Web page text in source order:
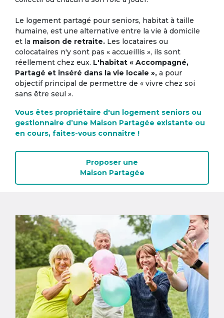
Le logement partagé pour seniors, habitat à taille
humaine, est une alternative entre la vie à domicile
et la maison de retraite. Les locataires ou
colocataires n'y sont pas « accueillis », ils sont
réellement chez eux. L'habitat « Accompagné,
Partagé et inséré dans la vie locale », a pour
objectif principal de permettre de « vivre chez soi
sans être seul ».
Vous êtes propriétaire d'un logement seniors ou
gestionnaire d’une Maison Partagée existante ou
en cours, faites-vous connaître !
Proposer une
Maison Partagée